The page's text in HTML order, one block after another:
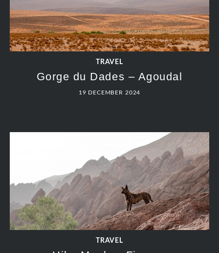
TRAVEL
Reis van N’kob naar Gorge du
Dades
19 DECEMBER 2024
TRAVEL
Hike in het Saghro-gebergte
19 DECEMBER 2024